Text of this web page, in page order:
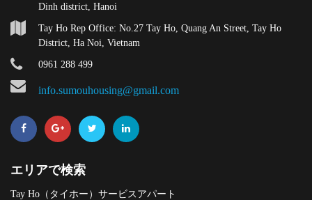
Dinh district, Hanoi
Tay Ho Rep Office: No.27 Tay Ho, Quang An Street, Tay Ho
District, Ha Noi, Vietnam
0961 288 499
info.sumouhousing@gmail.com
エリアで検索
Tay Ho（タイホー）サービスアパート